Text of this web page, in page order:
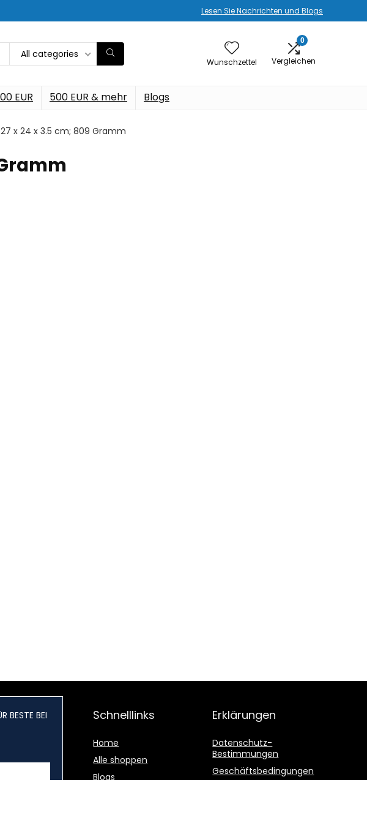
Lesen Sie Nachrichten und Blogs
All categories
Wunschzettel
0
Vergleichen
EUR 500 EUR & mehr Blogs
‎27 x 24 x 3.5 cm; 809 Gramm
BESTE BEI Schnelllinks
Home
Alle shoppen
Blogs
Erklärungen
Datenschutz-
Bestimmungen
Geschäftsbedingungen